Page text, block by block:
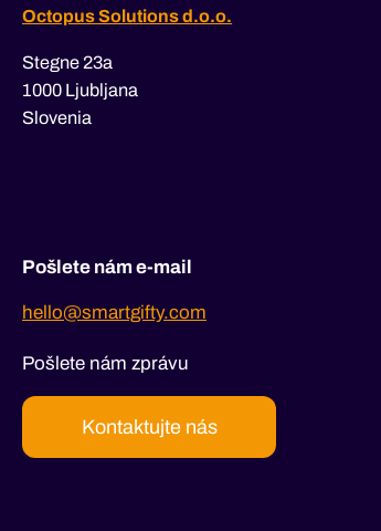
Octopus Solutions d.o.o.
Stegne 23a
1000 Ljubljana
Slovenia
Pošlete nám e-mail
hello@smartgifty.com
Pošlete nám zprávu
Kontaktujte nás